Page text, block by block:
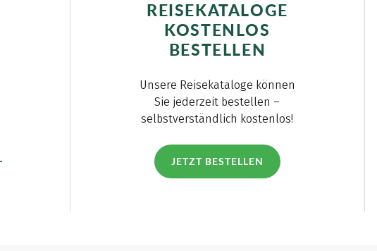
REISEKATALOGE
KOSTENLOS
BESTELLEN
Unsere Reisekataloge können
Sie jederzeit bestellen –
selbstverständlich kostenlos!
JETZT BESTELLEN